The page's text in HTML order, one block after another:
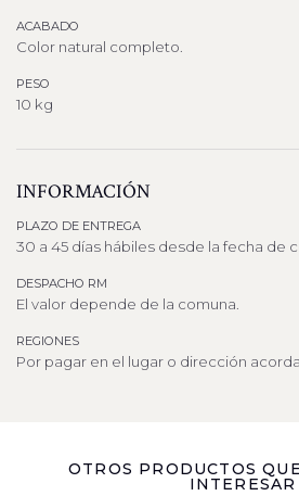
ACABADO
Color natural completo.
PESO
10 kg
INFORMACIÓN
PLAZO DE ENTREGA
30 a 45 días hábiles desde la fecha de
DESPACHO RM
El valor depende de la comuna.
REGIONES
Por pagar en el lugar o dirección
OTROS PRODUCTOS
INTERESAR